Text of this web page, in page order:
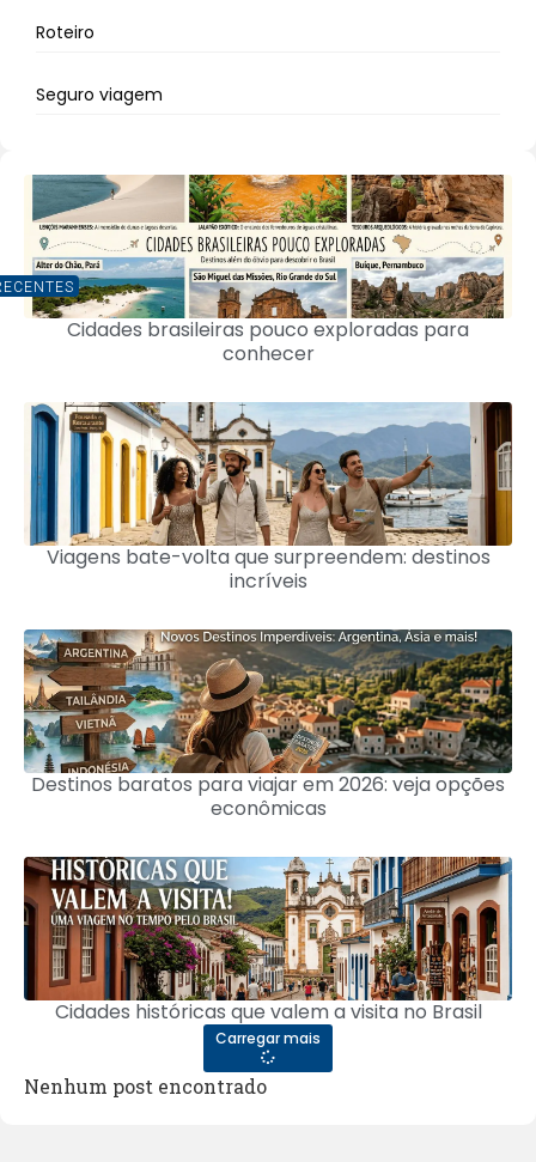
Roteiro
Seguro viagem
Cidades brasileiras pouco exploradas para
conhecer
Viagens bate-volta que surpreendem: destinos
incríveis
Destinos baratos para viajar em 2026: veja opções
econômicas
Cidades históricas que valem a visita no Brasil
Carregar mais
Nenhum post encontrado